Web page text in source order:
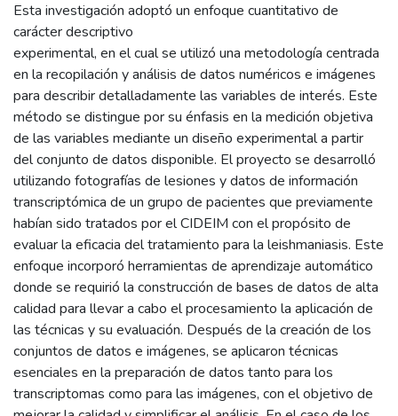
Esta investigación adoptó un enfoque cuantitativo de
carácter descriptivo
experimental, en el cual se utilizó una metodología centrada
en la recopilación y análisis de datos numéricos e imágenes
para describir detalladamente las variables de interés. Este
método se distingue por su énfasis en la medición objetiva
de las variables mediante un diseño experimental a partir
del conjunto de datos disponible. El proyecto se desarrolló
utilizando fotografías de lesiones y datos de información
transcriptómica de un grupo de pacientes que previamente
habían sido tratados por el CIDEIM con el propósito de
evaluar la eficacia del tratamiento para la leishmaniasis. Este
enfoque incorporó herramientas de aprendizaje automático
donde se requirió la construcción de bases de datos de alta
calidad para llevar a cabo el procesamiento la aplicación de
las técnicas y su evaluación. Después de la creación de los
conjuntos de datos e imágenes, se aplicaron técnicas
esenciales en la preparación de datos tanto para los
transcriptomas como para las imágenes, con el objetivo de